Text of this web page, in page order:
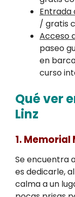
Entrada
/ gratis
Acceso
paseo
en
curso
Qué ver
Linz
1.
Se encuentra
es dedicarle,
calma a un